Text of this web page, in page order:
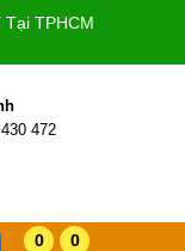
TPHCM
472
0 0